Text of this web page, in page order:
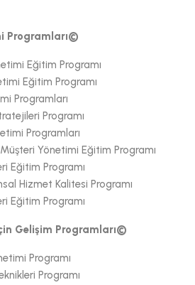
Programları©
Eğitim Programı
Eğitim Programı
Programları
Programı
Programları
Yönetimi Eğitim Programı
Eğitim Programı
Hizmet Kalitesi Programı
Eğitim Programı
Gelişim Programları©
Programı
Programı